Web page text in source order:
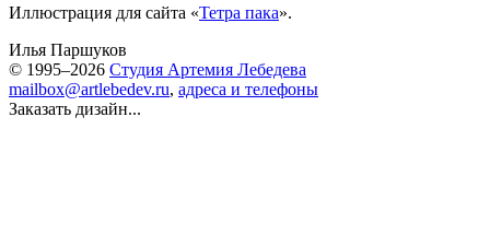
Иллюстрация для сайта «Тетра пака».
Илья Паршуков
© 1995–2026 Студия Артемия Лебедева
mailbox@artlebedev.ru, адреса и телефоны
Заказать дизайн...